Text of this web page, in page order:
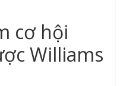
cơ hội
Williams